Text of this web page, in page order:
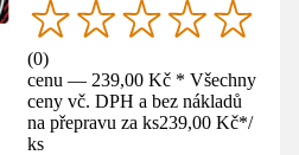
(0)
cenu — 239,00 Kč * Všechny
ceny vč. DPH a bez nákladů
na přepravu za ks239,00 Kč*/
ks